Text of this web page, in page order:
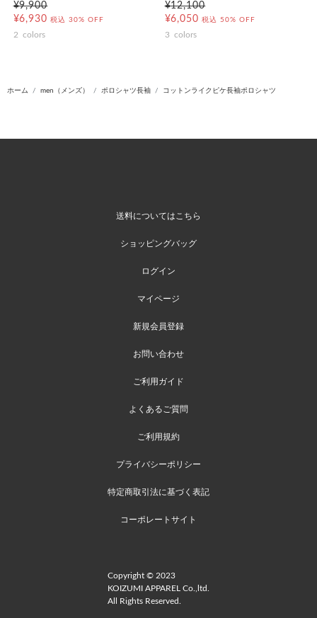
¥9,900
¥6,930 税込 30% OFF
2 colors
¥12,100
¥6,050 税込 50% OFF
3 colors
ホーム men（メンズ） ポロシャツ長袖 コットンライクピケ長袖ポロシャツ
送料についてはこちら
ショッピングバッグ
ログイン
マイページ
新規会員登録
お問い合わせ
ご利用ガイド
よくあるご質問
ご利用規約
プライバシーポリシー
特定商取引法に基づく表記
コーポレートサイト
Copyright © 2023
KOIZUMI APPAREL Co.,ltd.
All Rights Reserved.